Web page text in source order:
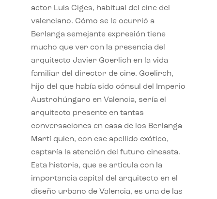
actor Luis Ciges, habitual del cine del
valenciano. Cómo se le ocurrió a
Berlanga semejante expresión tiene
mucho que ver con la presencia del
arquitecto Javier Goerlich en la vida
familiar del director de cine. Goelirch,
hijo del que había sido cónsul del Imperio
Austrohúngaro en Valencia, sería el
arquitecto presente en tantas
conversaciones en casa de los Berlanga
Martí quien, con ese apellido exótico,
captaría la atención del futuro cineasta.
Esta historia, que se articula con la
importancia capital del arquitecto en el
diseño urbano de Valencia, es una de las